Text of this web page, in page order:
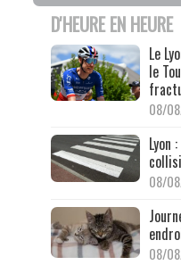
D'HEURE EN HEURE
Le
le
08/
Lyon
08/
08/